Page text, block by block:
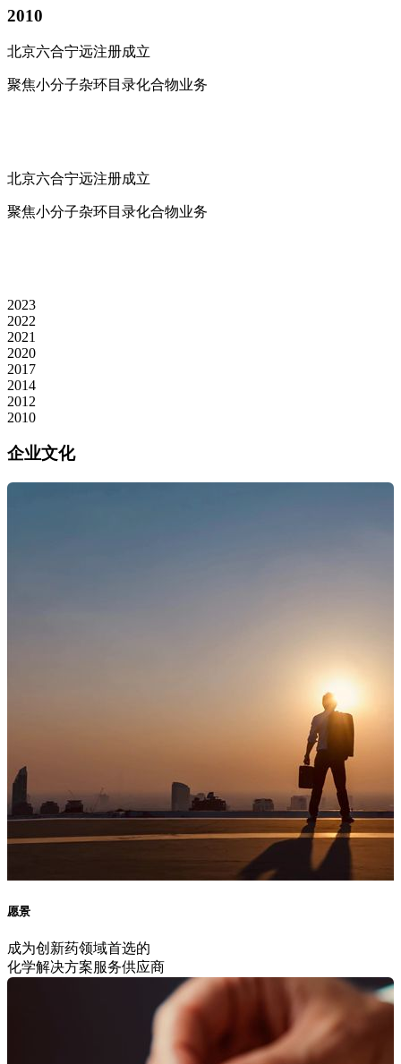
2010
北京六合宁远注册成立
聚焦小分子杂环目录化合物业务
北京六合宁远注册成立
聚焦小分子杂环目录化合物业务
2023
2022
2021
2020
2017
2014
2012
2010
企业文化
愿景
成为创新药领域首选的
化学解决方案服务供应商